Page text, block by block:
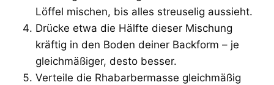
Löffel mischen, bis alles streuselig aussieht.
Drücke etwa die Hälfte dieser Mischung
kräftig in den Boden deiner Backform – je
gleichmäßiger, desto besser.
Verteile die Rhabarbermasse gleichmäßig